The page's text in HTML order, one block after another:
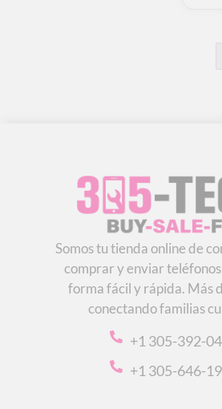
Somos tu tienda online de
comprar y enviar
forma fácil y rápida. Más
conectando familias
+1 305-392-
+1 305-646-